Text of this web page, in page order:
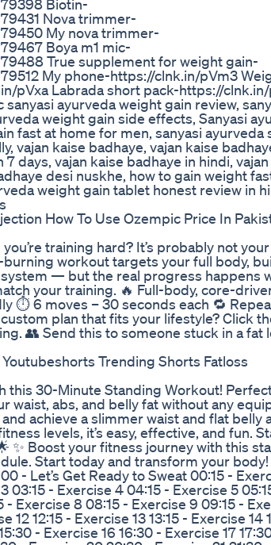
Biotin-
Nova trimmer-
My nova trimmer-
Boya m1 mic-
True supplement for weight gain-
My phone-https://clnk.in/pVm3
pVxa Labrada short pack-https://
ayurveda weight gain review,
weight gain side effects, Sanyasi
fast at home for men, sanyasi ayurveda
vajan kaise badhaye, vajan kaise
days, vajan kaise badhaye in hindi,
desi nuskhe, how to gain weight
weight gain tablet honest review in
How To Use Ozempic Price In
training hard? It’s probably not your
burning workout targets your full body,
— but the real progress happens
your training. 🔥 Full-body, core-
⏱️ 6 moves – 30 seconds each 🔁
plan that fits your lifestyle? Click
👥 Send this to someone stuck in a fat
Trending Shorts Fatloss
this 30-Minute Standing Workout!
waist, abs, and belly fat without any
achieve a slimmer waist and flat belly
levels, it’s easy, effective, and fun.
✨ Boost your fitness journey with this
Start today and transform your body!
- Let’s Get Ready to Sweat 00:15 -
03:15 - Exercise 4 04:15 - Exercise 5
- Exercise 8 08:15 - Exercise 9 09:15 -
12 12:15 - Exercise 13 13:15 - Exercise 14
- Exercise 16 16:30 - Exercise 17